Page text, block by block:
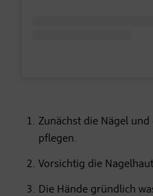
Zunächst die Nägel
pflegen.
Vorsichtig die
Die Hände gründlich